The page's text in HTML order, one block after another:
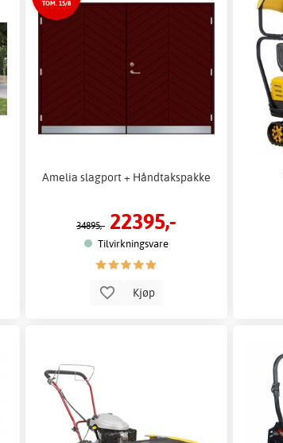
TOM. 15/8
Amelia slagport + Håndtakspakke
34895,- 22395,-
Tilvirkningsvare
Kjøp